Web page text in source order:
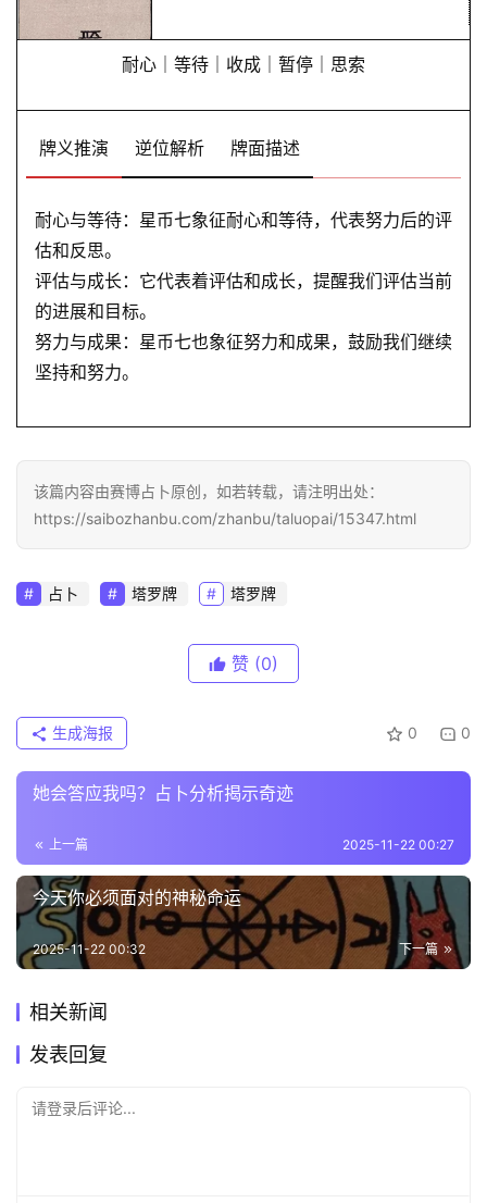
耐心｜等待｜收成｜暂停｜思索
牌义推演 逆位解析 牌面描述
耐心与等待：星币七象征耐心和等待，代表努力后的评
估和反思。
评估与成长：它代表着评估和成长，提醒我们评估当前
的进展和目标。
努力与成果：星币七也象征努力和成果，鼓励我们继续
坚持和努力。
该篇内容由赛博占卜原创，如若转载，请注明出处：
https://saibozhanbu.com/zhanbu/taluopai/15347.html
占卜 塔罗牌 塔罗牌
赞 (0)
0 0
生成海报
她会答应我吗？占卜分析揭示奇迹
上一篇 2025-11-22 00:27
今天你必须面对的神秘命运
下一篇
2025-11-22 00:32
相关新闻
发表回复
请登录后评论...